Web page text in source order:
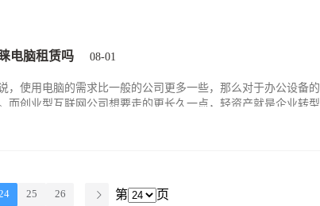
电脑租赁吗 08-01
，使用电脑的需求比一般的公司更多一些，那么对于办公设备的
而创业型互联网公司想要走的更长久一点，轻资产就是企业转型
担”巧妙运作，都极有可能让企业出奇制胜。
25 26 第 页